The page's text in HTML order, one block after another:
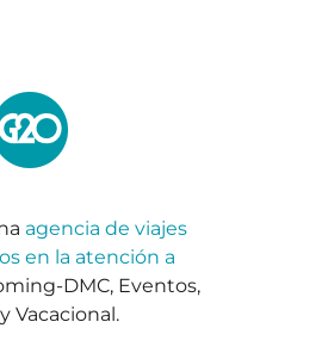
agencia de viajes
en la atención a
DMC, Eventos,
Vacacional.